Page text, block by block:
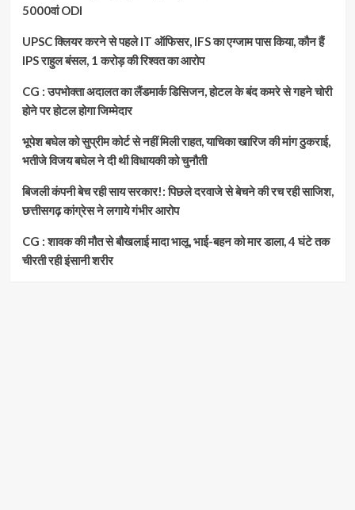
5000वां ODI
UPSC क्लियर करने से पहले IT ऑफिसर, IFS का एग्जाम पास किया, कौन हैं
IPS राहुल बंसल, 1 करोड़ की रिश्वत का आरोप
CG : उपभोक्ता अदालत का लैंडमार्क डिसिजन, होटल के बंद कमरे से गहने चोरी
होने पर होटल होगा जिम्मेदार
भूपेश बघेल को सुप्रीम कोर्ट से नहीं मिली राहत, याचिका खारिज की मांग ठुकराई,
भतीजे विजय बघेल ने दी थी विधायकी को चुनौती
बिजली कंपनी बेच रही साय सरकार!: पिछले दरवाजे से बेचने की रच रही साजिश,
छत्तीसगढ़ कांग्रेस ने लगाये गंभीर आरोप
CG : शावक की मौत से बौखलाई मादा भालू, भाई-बहन को मार डाला, 4 घंटे तक
चीरती रही इंसानी शरीर